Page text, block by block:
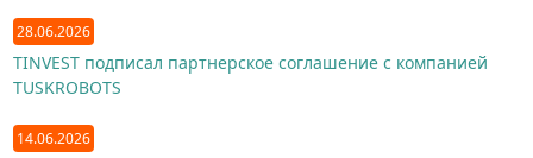
28.06.2026
TINVEST подписал партнерское соглашение с компанией
TUSKROBOTS
14.06.2026